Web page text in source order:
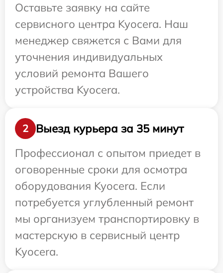
Оставьте заявку на сайте
сервисного центра Kyocera. Наш
менеджер свяжется с Вами для
уточнения индивидуальных
условий ремонта Вашего
устройства Kyocera.
2
Выезд курьера за 35 минут
Профессионал с опытом приедет в
оговоренные сроки для осмотра
оборудования Kyocera. Если
потребуется углубленный ремонт
мы организуем транспортировку в
мастерскую в сервисный центр
Kyocera.